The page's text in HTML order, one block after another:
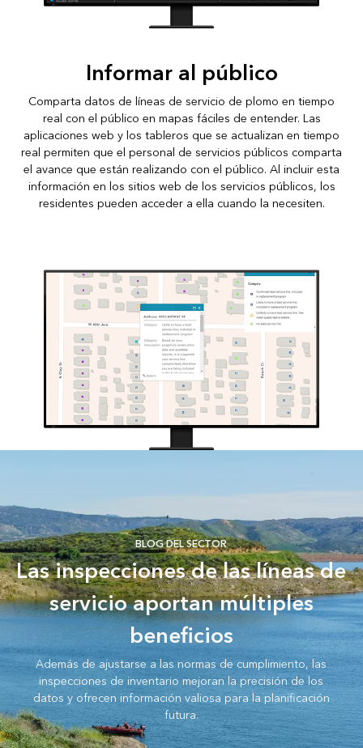
Informar al público
Comparta datos de líneas de servicio de plomo en tiempo
real con el público en mapas fáciles de entender. Las
aplicaciones web y los tableros que se actualizan en tiempo
real permiten que el personal de servicios públicos comparta
el avance que están realizando con el público. Al incluir esta
información en los sitios web de los servicios públicos, los
residentes pueden acceder a ella cuando la necesiten.
BLOG DEL SECTOR
Las inspecciones de las líneas de
servicio aportan múltiples
beneficios
Además de ajustarse a las normas de cumplimiento, las
inspecciones de inventario mejoran la precisión de los
datos y ofrecen información valiosa para la planificación
futura.